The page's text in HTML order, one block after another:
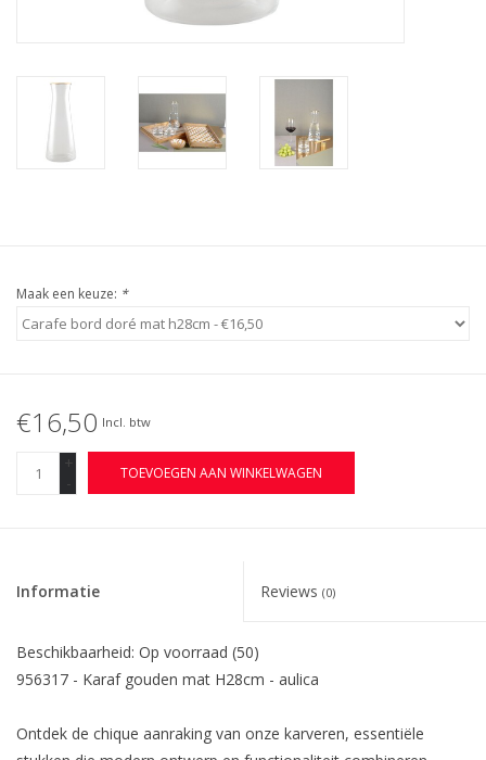
Maak een keuze: *
€16,50 Incl. btw
+
-
TOEVOEGEN AAN WINKELWAGEN
Informatie Reviews (0)
Beschikbaarheid: Op voorraad (50)
956317 - Karaf gouden mat H28cm - aulica
Ontdek de chique aanraking van onze karveren, essentiële